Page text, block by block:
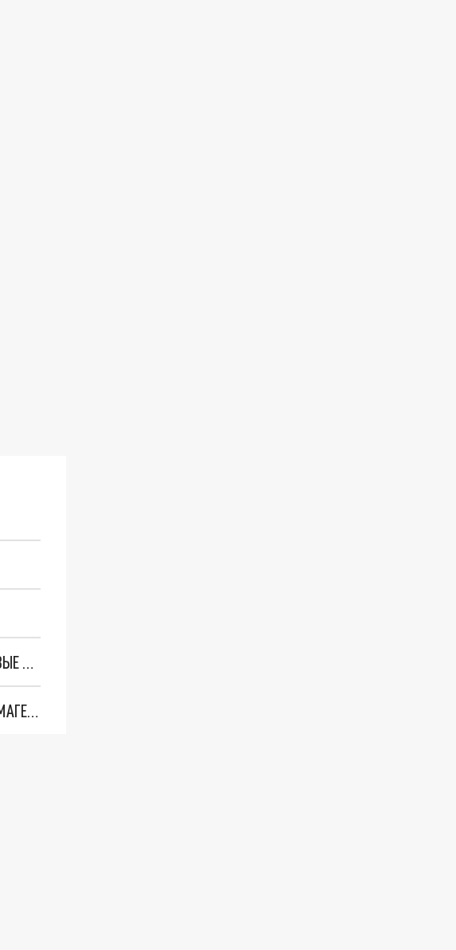
"ОЧЕНЬ ПЛОХИЕ НОВОСТИ": БОЛЬШАЯ ОШИБКА PALANTIR В РОССИИ. СТРАНЫ НАТО ВПЕРВЫЕ ЗА СВО ОСТАНОВИЛИ ПОСТАВКИ ОРУЖИЯ. ВСУ ТЕРЯЮТ ПРИГРАНИЧЬЕ?
ТРИ ГЛАВНЫХ ИНСАЙДА ОБ СВО. ОТМЕНА МОБИЛИЗАЦИИ И ВОЗВРАЩЕНИЕ "ГЕНЕРАЛА АРМАГЕДДОНА"? ОТЛИЧНЫЕ НОВОСТИ, КОТОРЫЕ ЖДАЛИ ВСЕ